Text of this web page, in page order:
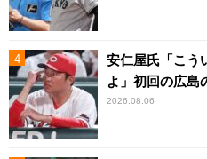
安仁屋氏「こう
よ」初回の広島
2026.08.06